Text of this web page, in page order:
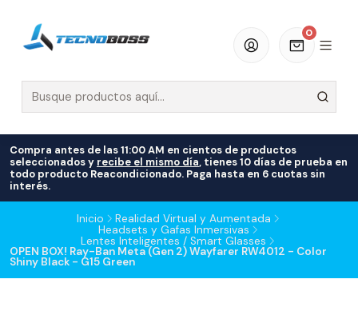
0
Compra antes de las 11:00 AM en cientos de productos
seleccionados y recibe el mismo día, tienes 10 días de prueba en
todo producto Reacondicionado. Paga hasta en 6 cuotas sin
interés.
Inicio
Realidad Virtual y Aumentada
Headsets y Gafas Inmersivas
Lentes Inteligentes / Smart Glasses
OPEN BOX! Ray-Ban Meta (Gen 2) Wayfarer RW4012 - Color
Shiny Black - G15 Green